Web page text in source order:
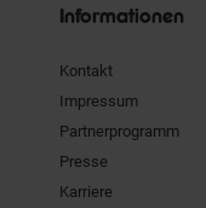
Informationen
Kontakt
Impressum
Partnerprogramm
Presse
Karriere